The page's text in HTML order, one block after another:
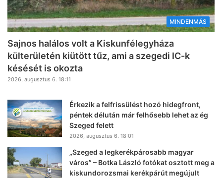
MINDENMÁS
Sajnos halálos volt a Kiskunfélegyháza
külterületén kiütött tűz, ami a szegedi IC-k
késését is okozta
2026, augusztus 6. 18:11
Érkezik a felfrissülést hozó hidegfront,
péntek délután már felhősebb lehet az ég
Szeged felett
2026, augusztus 6. 18:01
„Szeged a legkerékpárosabb magyar
város” – Botka László fotókat osztott meg a
kiskundorozsmai kerékpárút megújult